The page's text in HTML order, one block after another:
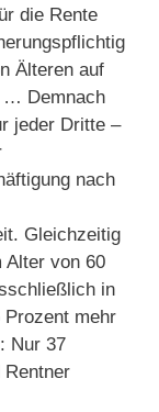
die Rente
Älteren auf
… Demnach
jeder Dritte –
nach
Gleichzeitig
Alter von 60
in
mehr
Nur 37
Rentner